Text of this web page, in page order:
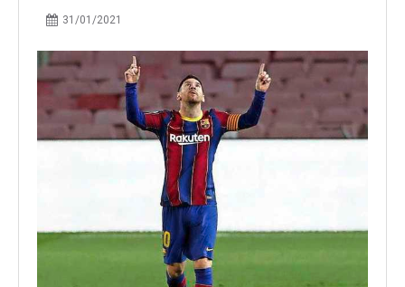
31/01/2021